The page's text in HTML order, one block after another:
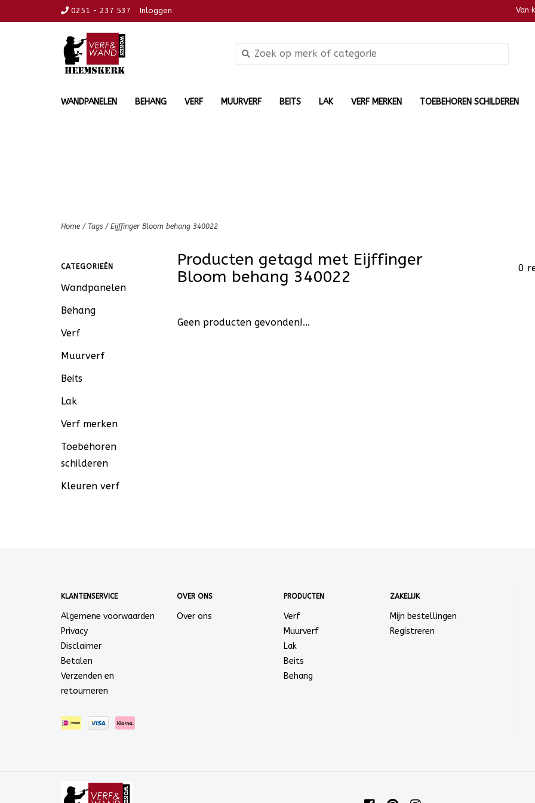
0251 - 237 537 Inloggen Van
WANDPANELEN BEHANG VERF MUURVERF BEITS LAK VERF MERKEN TOEBEHOREN SCHILDEREN
Home / Tags / Eijffinger Bloom behang 340022
CATEGORIEËN
Wandpanelen
Behang
Verf
Muurverf
Beits
Lak
Verf merken
Toebehoren
schilderen
Kleuren verf
Producten getagd met Eijffinger
Bloom behang 340022
0
Geen producten gevonden!...
KLANTENSERVICE
Algemene voorwaarden
Privacy
Disclaimer
Betalen
Verzenden en
retourneren
OVER ONS
Over ons
PRODUCTEN
Verf
Muurverf
Lak
Beits
Behang
ZAKELIJK
Mijn bestellingen
Registreren